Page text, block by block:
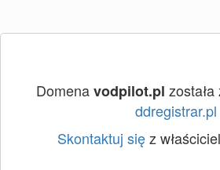
Domenavodpilot.pl
ddregistrar.pl
Skontaktuj sięz